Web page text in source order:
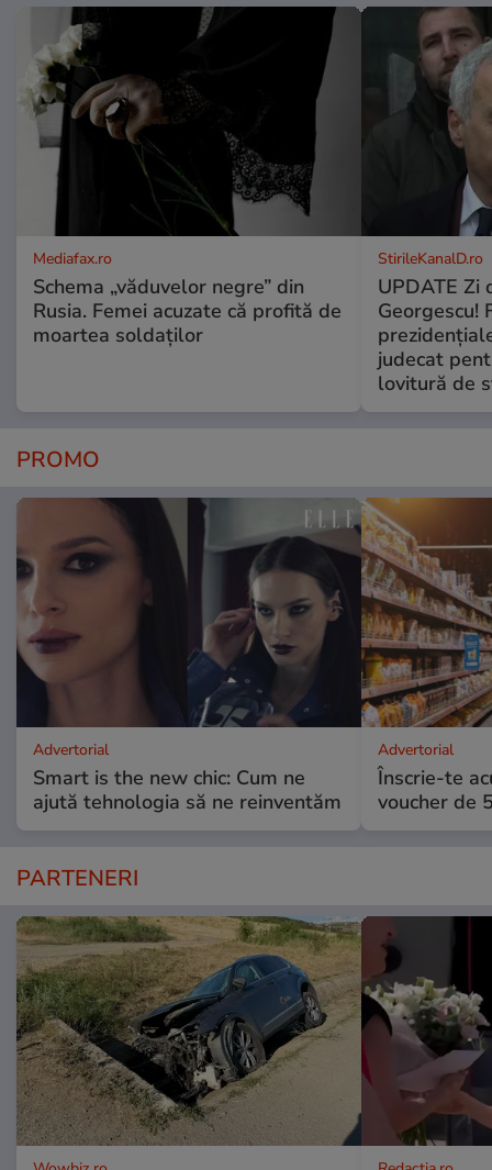
Mediafax.ro
Schema „văduvelor negre” din
Rusia. Femei acuzate că profită de
moartea soldaților
StirileKanalD.ro
UPDATE Zi
Georgescu!
judecat
lovitură de
PROMO
Advertorial
Smart is the new chic: Cum ne
ajută tehnologia să ne reinventăm
Advertorial
Înscrie-te
voucher de
PARTENERI